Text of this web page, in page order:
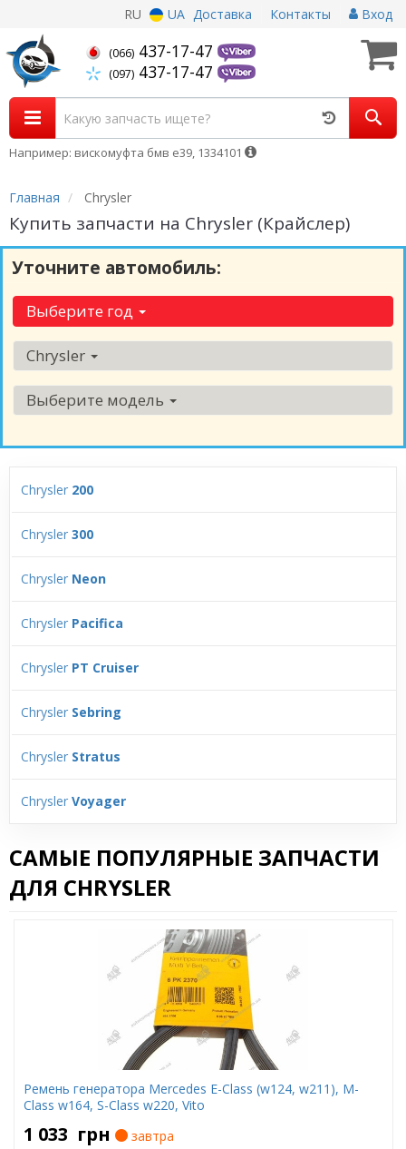
RU UA Доставка Контакты Вход
(066) 437-17-47
(097) 437-17-47
Например: вискомуфта бмв е39, 1334101
Главная Chrysler
Купить запчасти на Chrysler (Крайслер)
Уточните автомобиль:
Выберите год
Chrysler
Выберите модель
Chrysler 200
Chrysler 300
Chrysler Neon
Chrysler Pacifica
Chrysler PT Cruiser
Chrysler Sebring
Chrysler Stratus
Chrysler Voyager
САМЫЕ ПОПУЛЯРНЫЕ ЗАПЧАСТИ
ДЛЯ CHRYSLER
Ремень генератора Mercedes E-Class (w124, w211), M-
Class w164, S-Class w220, Vito
1 033 грн
завтра